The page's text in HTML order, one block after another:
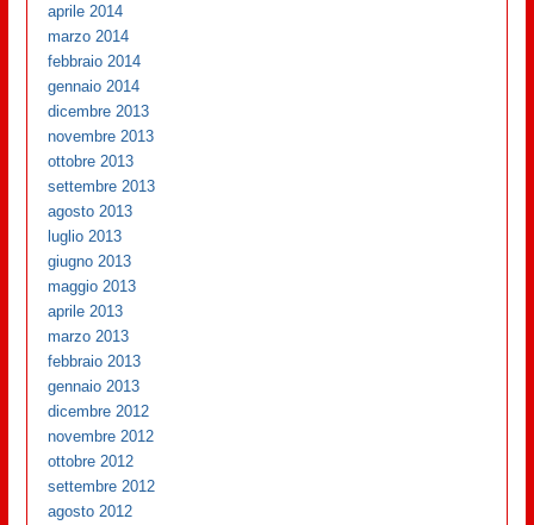
aprile 2014
marzo 2014
febbraio 2014
gennaio 2014
dicembre 2013
novembre 2013
ottobre 2013
settembre 2013
agosto 2013
luglio 2013
giugno 2013
maggio 2013
aprile 2013
marzo 2013
febbraio 2013
gennaio 2013
dicembre 2012
novembre 2012
ottobre 2012
settembre 2012
agosto 2012